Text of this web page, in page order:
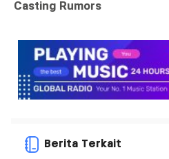
Berita Terkait